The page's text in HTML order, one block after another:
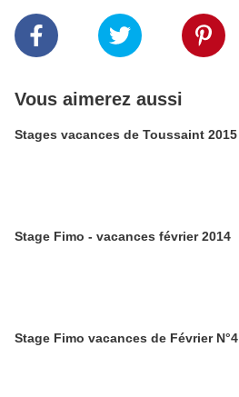
Vous aimerez aussi
Stages vacances de Toussaint 2015
Stage Fimo - vacances février 2014
Stage Fimo vacances de Février N°4